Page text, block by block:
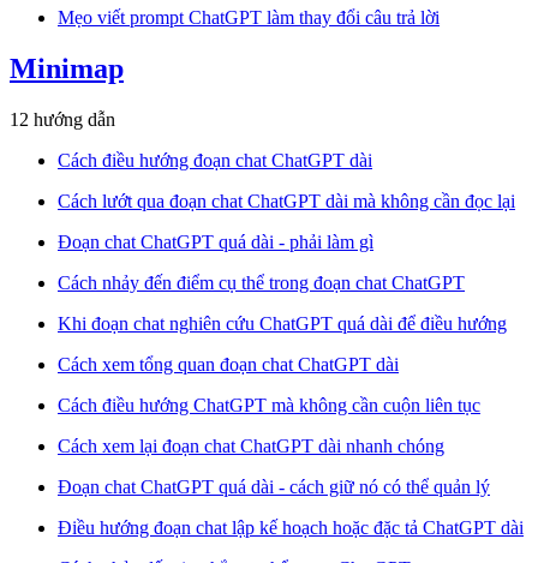
Mẹo viết prompt ChatGPT làm thay đổi câu trả lời
Minimap
12 hướng dẫn
Cách điều hướng đoạn chat ChatGPT dài
Cách lướt qua đoạn chat ChatGPT dài mà không cần đọc lại
Đoạn chat ChatGPT quá dài - phải làm gì
Cách nhảy đến điểm cụ thể trong đoạn chat ChatGPT
Khi đoạn chat nghiên cứu ChatGPT quá dài để điều hướng
Cách xem tổng quan đoạn chat ChatGPT dài
Cách điều hướng ChatGPT mà không cần cuộn liên tục
Cách xem lại đoạn chat ChatGPT dài nhanh chóng
Đoạn chat ChatGPT quá dài - cách giữ nó có thể quản lý
Điều hướng đoạn chat lập kế hoạch hoặc đặc tả ChatGPT dài